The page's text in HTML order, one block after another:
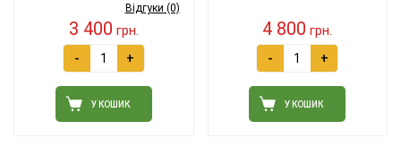
Відгуки (0)
3 400 грн.
- +
У КОШИК
4 800 грн.
- +
У КОШИК